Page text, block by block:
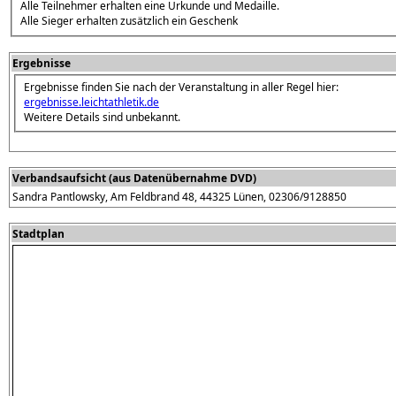
Alle Teilnehmer erhalten eine Urkunde und Medaille.
Alle Sieger erhalten zusätzlich ein Geschenk
Ergebnisse
Ergebnisse finden Sie nach der Veranstaltung in aller Regel hier:
ergebnisse.leichtathletik.de
Weitere Details sind unbekannt.
Verbandsaufsicht (aus Datenübernahme DVD)
Sandra Pantlowsky, Am Feldbrand 48, 44325 Lünen, 02306/9128850
Stadtplan